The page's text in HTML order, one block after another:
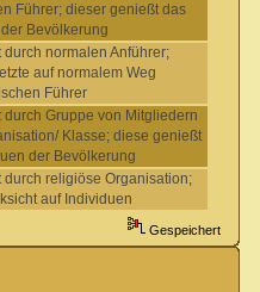
Führer; dieser genießt das
Bevölkerung
durch normalen Anführer;
auf normalem Weg
Führer
durch Gruppe von Mitgliedern
Klasse; diese genießt
der Bevölkerung
durch religiöse Organisation;
auf Individuen
Gespeichert